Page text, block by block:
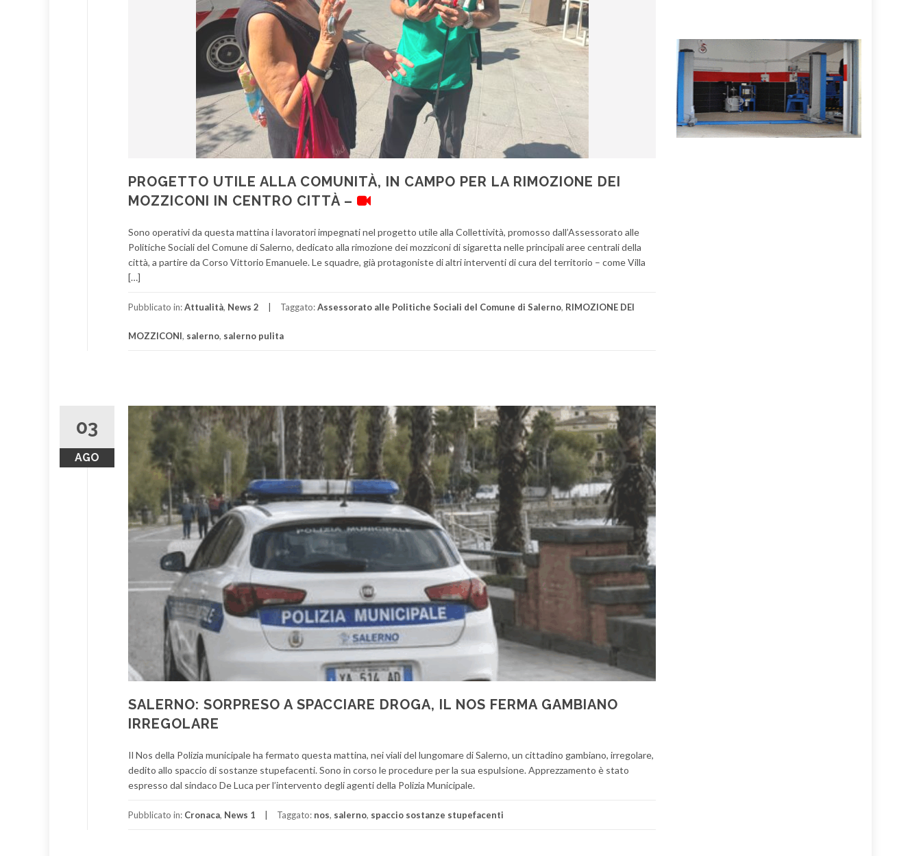
PROGETTO UTILE ALLA COMUNITÀ, IN CAMPO PER LA RIMOZIONE DEI
MOZZICONI IN CENTRO CITTÀ –
Sono operativi da questa mattina i lavoratori impegnati nel progetto utile alla Collettività, promosso dall’Assessorato alle
Politiche Sociali del Comune di Salerno, dedicato alla rimozione dei mozziconi di sigaretta nelle principali aree centrali della
città, a partire da Corso Vittorio Emanuele. Le squadre, già protagoniste di altri interventi di cura del territorio – come Villa
[…]
Pubblicato in:Attualità, News 2 Taggato:Assessorato alle Politiche Sociali del Comune di Salerno, RIMOZIONE DEI
MOZZICONI, salerno, salerno pulita
03
AGO
SALERNO: SORPRESO A SPACCIARE DROGA, IL NOS FERMA GAMBIANO
IRREGOLARE
Il Nos della Polizia municipale ha fermato questa mattina, nei viali del lungomare di Salerno, un cittadino gambiano, irregolare,
dedito allo spaccio di sostanze stupefacenti. Sono in corso le procedure per la sua espulsione. Apprezzamento è stato
espresso dal sindaco De Luca per l’intervento degli agenti della Polizia Municipale.
Pubblicato in: Cronaca, News 1 Taggato: nos, salerno, spaccio sostanze stupefacenti